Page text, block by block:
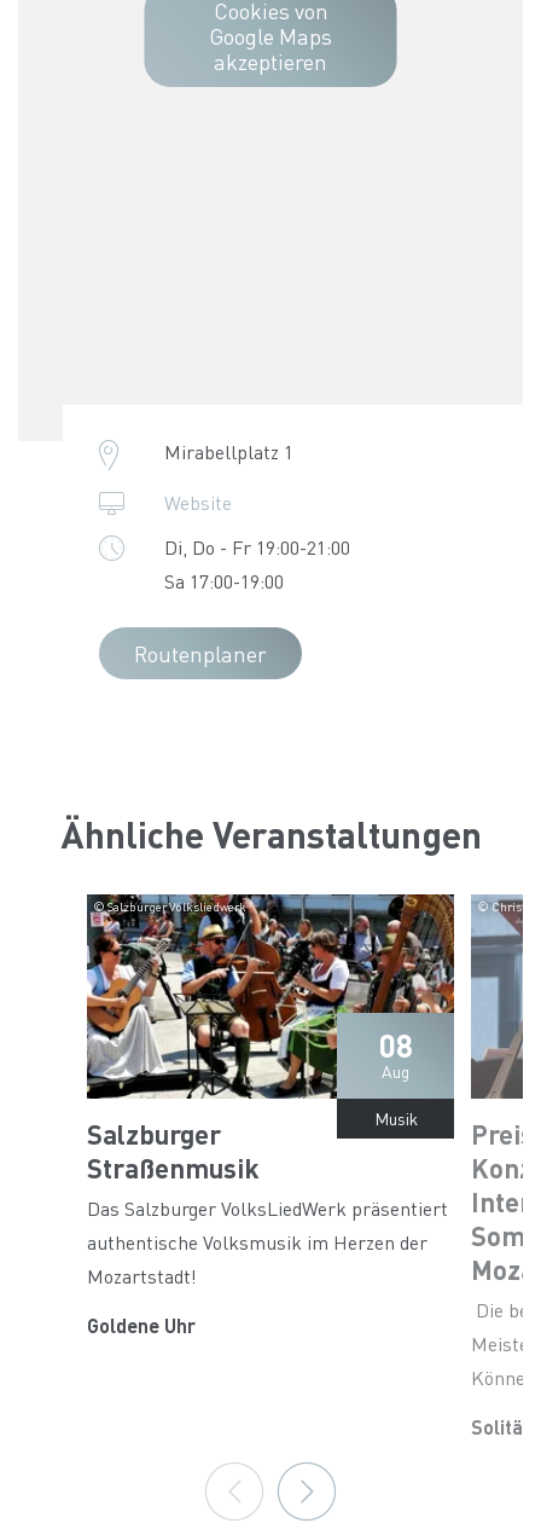
Cookies von
Google Maps
akzeptieren
Mirabellplatz 1
Website
Di, Do - Fr 19:00-21:00
Sa 17:00-19:00
Routenplaner
Ähnliche Veranstaltungen
08
Aug
© Salzburger Volksliedwerk
Musik
Salzburger
Straßenmusik
Das Salzburger VolksLiedWerk präsentiert
authentische Volksmusik im Herzen der
Mozartstadt!
Goldene Uhr
©
Die
Können
Solitär,